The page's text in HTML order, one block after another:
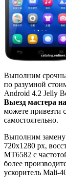
Выполним
по разумной
Android 4.2 Jelly
Выезд мастера
можете привезти
самостоятельно.
Выполним замену
720x1280 px,
MT6582 с
более
ускоритель Mali-